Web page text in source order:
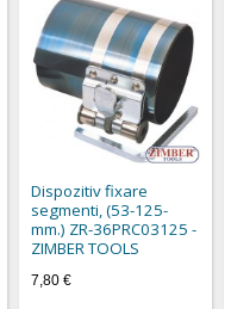
Dispozitiv fixare
segmenti, (53-125-
mm.) ZR-36PRC03125 -
ZIMBER TOOLS
7,80 €